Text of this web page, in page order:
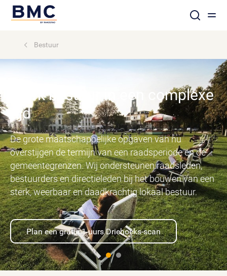
Bestuur
tijd
De grote maatschappelijke opgaven van nu
overstijgen de termijn van een raadsperiode én de
gemeentegrenzen. Wij ondersteunen raadsleden,
bestuurders en directieleden bij het bouwen van een
sterk, weerbaar en daadkrachtig lokaal bestuur.
Plan een gratis 1-uurs Driehoeks-scan